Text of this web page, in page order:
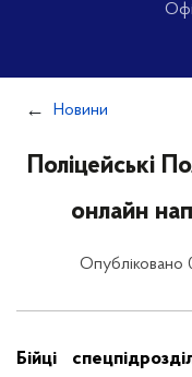
Новини
Поліцейські
онлайн
Опубліковано
Бійці